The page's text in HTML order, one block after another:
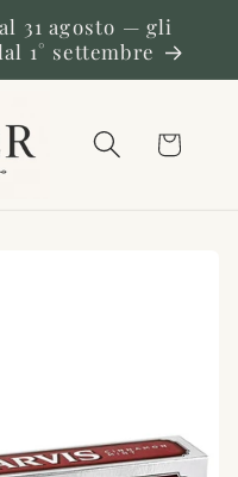
31 agosto — gli
1° settembre
Carrello